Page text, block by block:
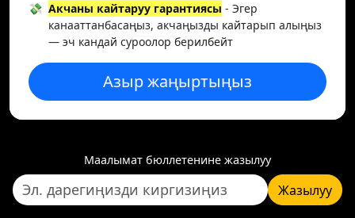
💸 Акчаны кайтаруу гарантиясы - Эгер
канааттанбасаңыз, акчаңызды кайтарып алыңыз
— эч кандай суроолор берилбейт
Азыр жаңыртыңыз
Маалымат бюллетенине жазылуу
Жазылуу